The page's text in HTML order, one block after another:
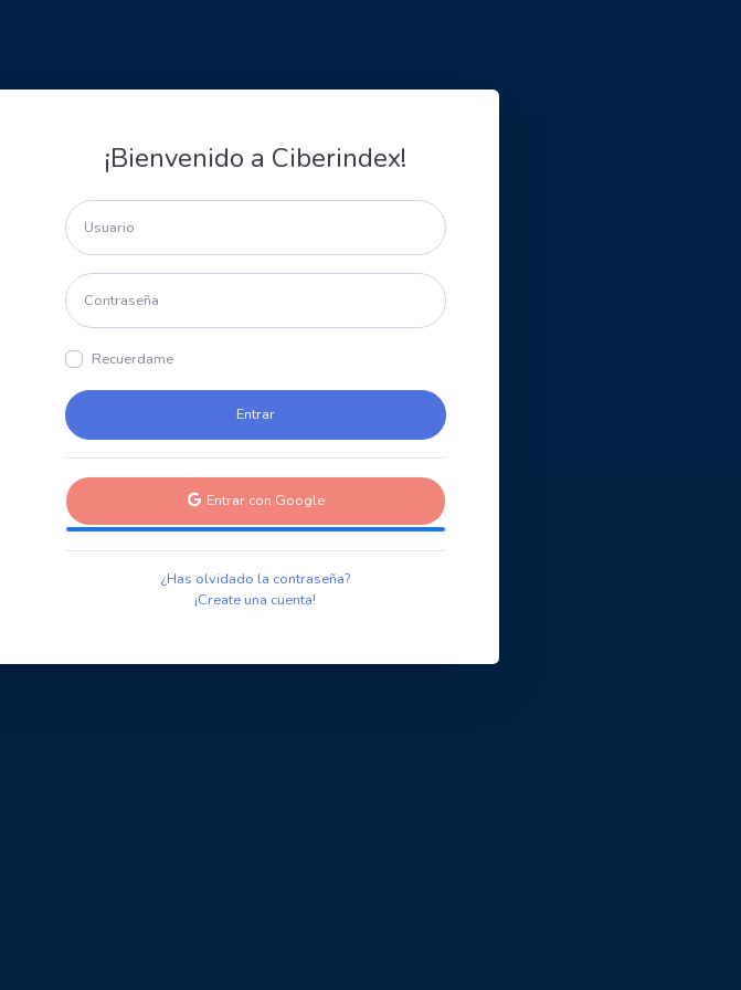
¡Bienvenido a Ciberindex!
Recuerdame
Entrar con Google
¿Has olvidado la contraseña?
¡Create una cuenta!